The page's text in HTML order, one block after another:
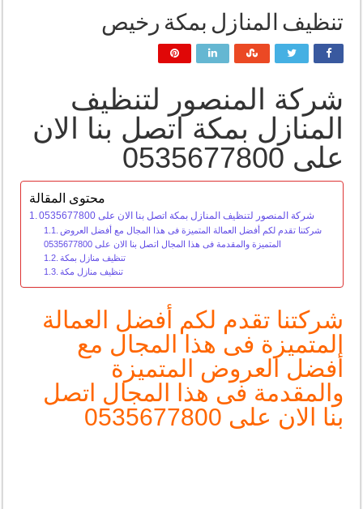
تنظيف المنازل بمكة رخيص
شركة المنصور لتنظيف
المنازل بمكة اتصل بنا الان
على 0535677800
محتوى المقالة
شركة المنصور لتنظيف المنازل بمكة اتصل بنا الان على 0535677800
شركتنا تقدم لكم أفضل العمالة المتميزة فى هذا المجال مع أفضل العروض
المتميزة والمقدمة فى هذا المجال اتصل بنا الان على 0535677800
تنظيف منازل بمكة
تنظيف منازل مكة
شركتنا تقدم لكم أفضل العمالة
المتميزة فى هذا المجال مع
أفضل العروض المتميزة
والمقدمة فى هذا المجال اتصل
بنا الان على 0535677800